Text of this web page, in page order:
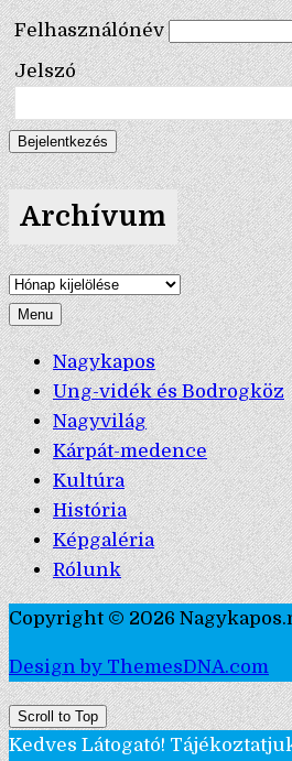
Felhasználónév
Jelszó
Archívum
Archívum
Menu
Nagykapos
Ung-vidék és Bodrogköz
Nagyvilág
Kárpát-medence
Kultúra
História
Képgaléria
Rólunk
Copyright © 2026
Design by ThemesDNA.com
Scroll to Top
Kedves Látogató!